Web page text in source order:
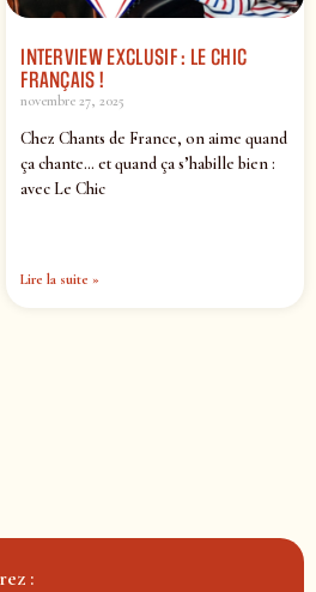
INTERVIEW EXCLUSIF : LE CHIC
FRANÇAIS !
novembre 27, 2025
Chez Chants de France, on aime quand
ça chante… et quand ça s’habille bien :
avec Le Chic
Lire la suite »
: